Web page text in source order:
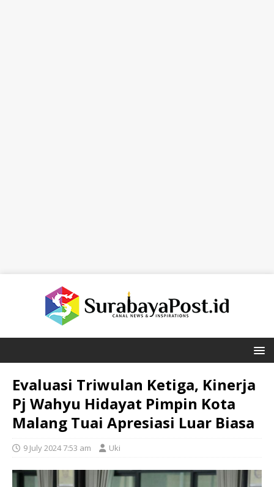
Evaluasi Triwulan Ketiga, Kinerja
Pj Wahyu Hidayat Pimpin Kota
Malang Tuai Apresiasi Luar Biasa
9 July 2024 7:53 am Uki